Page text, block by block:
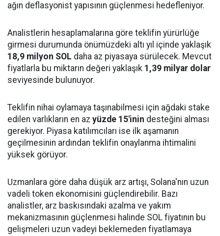
ağın deflasyonist yapısının güçlenmesi hedefleniyor.
Analistlerin hesaplamalarına göre teklifin yürürlüğe
girmesi durumunda önümüzdeki altı yıl içinde yaklaşık
18,9 milyon SOL daha az piyasaya sürülecek. Mevcut
fiyatlarla bu miktarın değeri yaklaşık 1,39 milyar dolar
seviyesinde bulunuyor.
Teklifin nihai oylamaya taşınabilmesi için ağdaki stake
edilen varlıkların en az yüzde 15'inin desteğini alması
gerekiyor. Piyasa katılımcıları ise ilk aşamanın
geçilmesinin ardından teklifin onaylanma ihtimalini
yüksek görüyor.
Uzmanlara göre daha düşük arz artışı, Solana'nın uzun
vadeli token ekonomisini güçlendirebilir. Bazı
analistler, arz baskısındaki azalma ve yakım
mekanizmasının güçlenmesi halinde SOL fiyatının bu
gelişmeleri uzun vadeyi beklemeden fiyatlamaya